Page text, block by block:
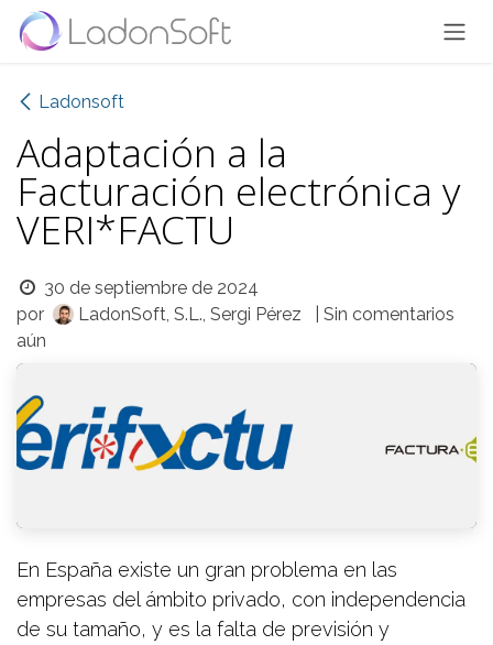
Ir al contenido
Ladonsoft
Adaptación a la
Facturación electrónica y
VERI*FACTU
30 de septiembre de 2024
por
LadonSoft, S.L., Sergi Pérez
| Sin comentarios
aún
En España existe un gran problema en las
empresas del ámbito privado, con independencia
de su tamaño, y es la falta de previsión y